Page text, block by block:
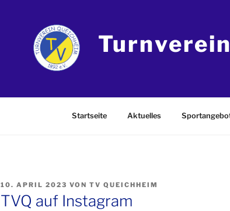
Startseite Aktuelles
VERÖFFENTLICHT
AM
10. APRIL 2023 VON TV QUEICHHEIM
TVQ auf Instagram